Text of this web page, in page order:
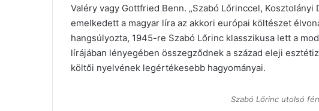
Valéry vagy Gottfried Benn. „Szabó Lőrinccel,
emelkedett a magyar líra az akkori európai költészet
hangsúlyozta, 1945-re Szabó Lőrinc klasszikusa lett a
lírájában lényegében összegződnek a század eleji
költői nyelvének legértékesebb hagyományai.
Szabó Lőrinc utolsó